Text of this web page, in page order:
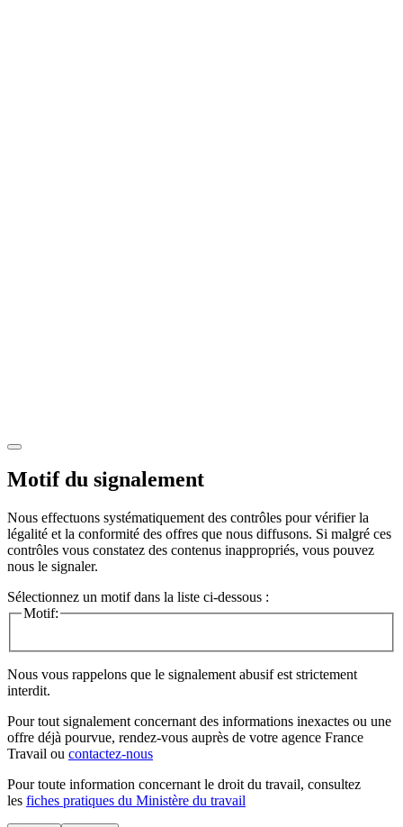
Motif du signalement
Nous effectuons systématiquement des contrôles pour vérifier la
légalité et la conformité des offres que nous diffusons. Si malgré ces
contrôles vous constatez des contenus inappropriés, vous pouvez
nous le signaler.
Sélectionnez un motif dans la liste ci-dessous :
Motif:
Nous vous rappelons que le signalement abusif est strictement
interdit.
Pour tout signalement concernant des informations inexactes ou une
offre déjà pourvue, rendez-vous auprès de votre agence France
Travail ou contactez-nous
Pour toute information concernant le droit du travail, consultez
les fiches pratiques du Ministère du travail